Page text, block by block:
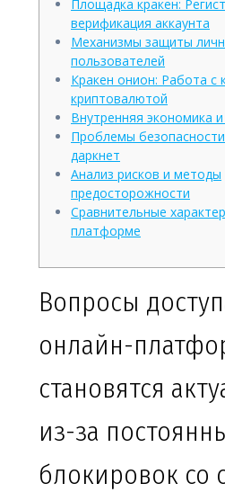
Площадка кракен:
верификация аккаунта
Механизмы защиты
пользователей
Кракен онион: Работа с
криптовалютой
Внутренняя экономика
Проблемы
даркнет
Анализ рисков и методы
предосторожности
Сравнительные
платформе
Вопросы
онлайн-
становятся
из-за
блокировок со